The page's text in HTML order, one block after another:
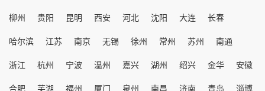
柳州
贵阳 昆明 西安 河北 沈阳 大连
长春
哈尔滨
江苏 南京 无锡 徐州 常州 苏州
南通
浙江
杭州 宁波 温州 嘉兴 湖州 绍兴 金华
安徽
合肥
芜湖 福州 厦门 泉州 南昌 济南 青岛 淄博